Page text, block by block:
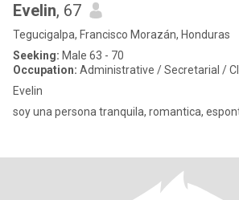
Evelin, 67
Tegucigalpa, Francisco Morazán, Honduras
Seeking: Male 63 - 70
Occupation: Administrative / Secretarial /
Evelin
soy una persona tranquila, romantica,